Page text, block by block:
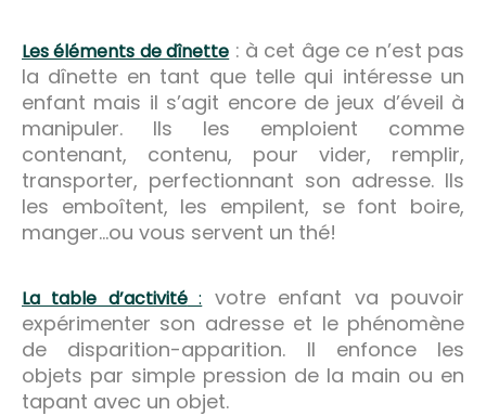
Les éléments de dînette : à cet âge ce n’est pas
la dînette en tant que telle qui intéresse un
enfant mais il s’agit encore de jeux d’éveil à
manipuler. Ils les emploient comme
contenant, contenu, pour vider, remplir,
transporter, perfectionnant son adresse. Ils
les emboîtent, les empilent, se font boire,
manger…ou vous servent un thé!
La table d’activité: votre enfant va pouvoir
expérimenter son adresse et le phénomène
de disparition-apparition. Il enfonce les
objets par simple pression de la main ou en
tapant avec un objet.